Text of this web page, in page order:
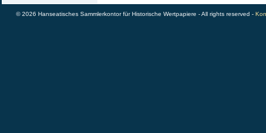
© 2026 Hanseatisches Sammlerkontor für Historische Wertpapiere - All rights reserved -